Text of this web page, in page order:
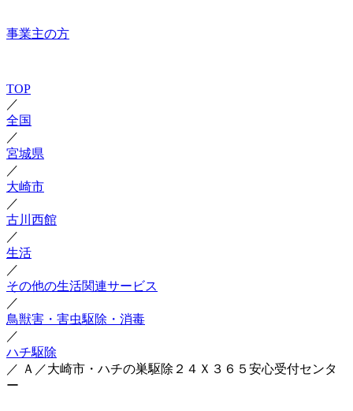
事業主の方
TOP
／
全国
／
宮城県
／
大崎市
／
古川西館
／
生活
／
その他の生活関連サービス
／
鳥獣害・害虫駆除・消毒
／
ハチ駆除
／ Ａ／大崎市・ハチの巣駆除２４Ｘ３６５安心受付センタ
ー